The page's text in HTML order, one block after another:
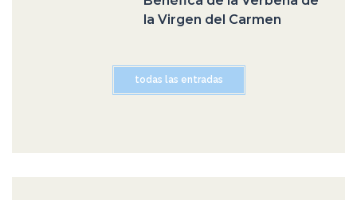
la Virgen del Carmen
todas las entradas